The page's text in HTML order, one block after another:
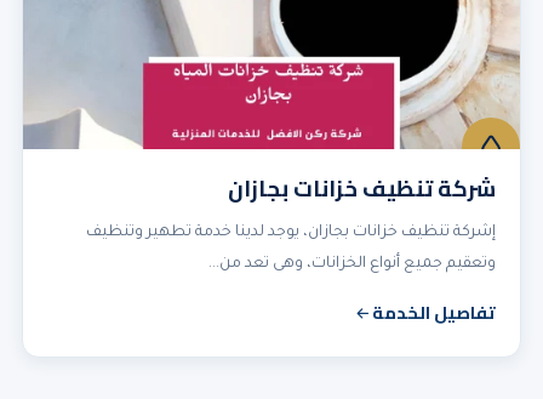
شركة تنظيف خزانات بجازان
إشركة تنظيف خزانات بجازان، يوجد لدينا خدمة تطهير وتنظيف
وتعقيم جميع أنواع الخزانات، وهى تعد من…
تفاصيل الخدمة